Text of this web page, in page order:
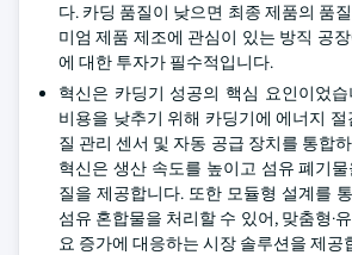
다. 카딩 품질이 낮으면 최종 제품의 품
미엄 제품 제조에 관심이 있는 방직 공
에 대한 투자가 필수적입니다.
혁신은 카딩기 성공의 핵심 요인이었
비용을 낮추기 위해 카딩기에 에너지
질 관리 센서 및 자동 공급 장치를 통합
혁신은 생산 속도를 높이고 섬유 폐기
질을 제공합니다. 또한 모듈형 설계를
섬유 혼합물을 처리할 수 있어, 맞춤형·
요 증가에 대응하는 시장 솔루션을 제공